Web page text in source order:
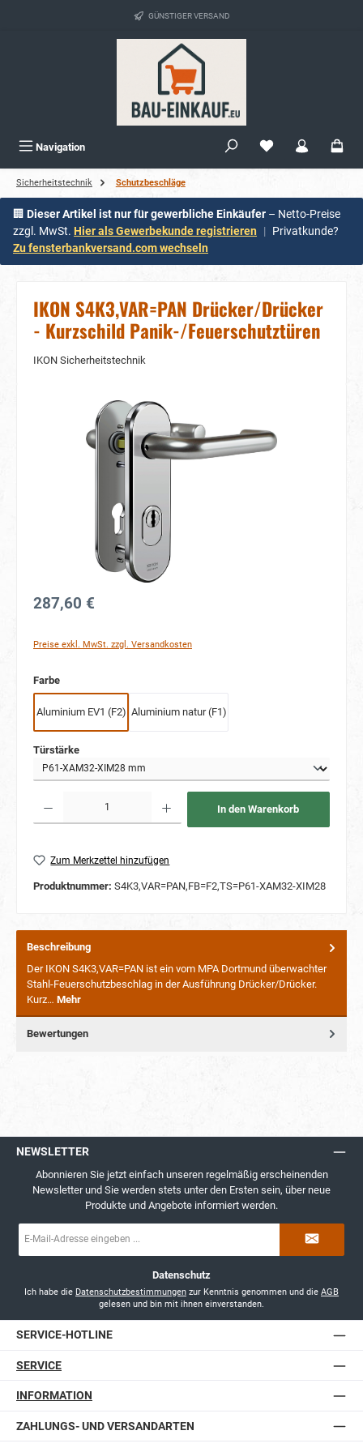
GÜNSTIGER VERSAND
Navigation
Sicherheitstechnik Schutzbeschläge
🏢 Dieser Artikel ist nur für gewerbliche Einkäufer – Netto-Preise
zzgl. MwSt. Hier als Gewerbekunde registrieren | Privatkunde?
Zu fensterbankversand.com wechseln
IKON S4K3,VAR=PAN Drücker/Drücker
- Kurzschild Panik-/Feuerschutztüren
IKON Sicherheitstechnik
Bildergalerie überspringen
287,60 €
Preise exkl. MwSt. zzgl. Versandkosten
Farbeauswählen
Aluminium EV1 (F2) Aluminium natur (F1)
Türstärkeauswählen
In den Warenkorb
Zum Merkzettel hinzufügen
Produktnummer: S4K3,VAR=PAN,FB=F2,TS=P61-XAM32-XIM28
Beschreibung
Der IKON S4K3,VAR=PAN ist ein vom MPA Dortmund überwachter
Stahl-Feuerschutzbeschlag in der Ausführung Drücker/Drücker.
Kurz… Mehr
Bewertungen
NEWSLETTER
Abonnieren Sie jetzt einfach unseren regelmäßig erscheinenden
Newsletter und Sie werden stets unter den Ersten sein, über neue
Produkte und Angebote informiert werden.
Mail-
Datenschutz
Ich habe die Datenschutzbestimmungen zur Kenntnis genommen und die AGB
gelesen und bin mit ihnen einverstanden.
SERVICE-HOTLINE
SERVICE
INFORMATION
ZAHLUNGS- UND VERSANDARTEN